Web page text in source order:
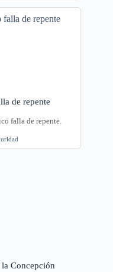
de repente
falla de repente.
Concepción